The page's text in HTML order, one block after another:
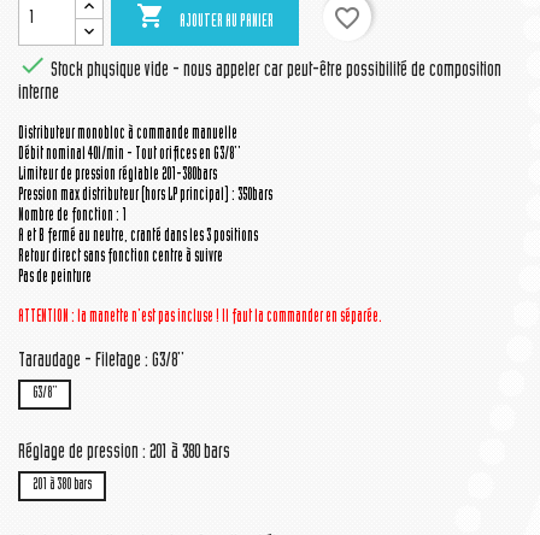
 AJOUTER AU PANIER
favorite_border
 Stock physique vide - nous appeler car peut-être possibilité de composition
interne
Distributeur monobloc à commande manuelle
Débit nominal 40l/min - Tout orifices en G3/8''
Limiteur de pression réglable 201-380bars
Pression max distributeur (hors LP principal) : 350bars
Nombre de fonction : 1
A et B fermé au neutre, cranté dans les 3 positions
Retour direct sans fonction centre à suivre
Pas de peinture
ATTENTION : la manette n'est pas incluse ! Il faut la commander en séparée.
Taraudage - Filetage : G3/8''
G3/8''
Réglage de pression : 201 à 380 bars
201 à 380 bars